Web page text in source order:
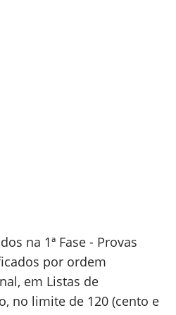
na 1ª Fase - Provas
por ordem
em Listas de
no limite de 120 (cento e